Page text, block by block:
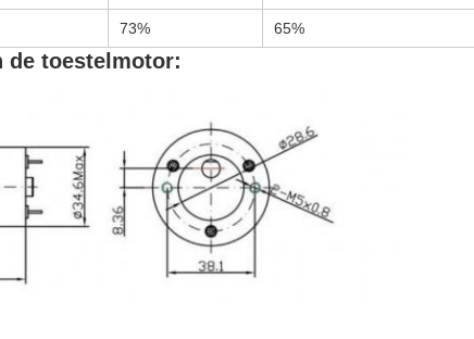
73% 65%
de toestelmotor: